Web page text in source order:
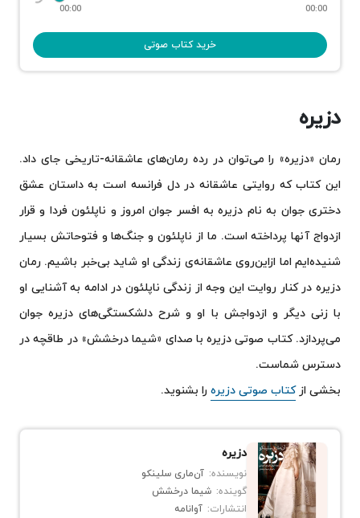
00:00 00:00
خرید کتاب صوتی
دزیره
رمان «دزیره» را می‌توان در رده رمان‌های عاشقانه-تاریخی جای داد.
این کتاب که روایتی عاشقانه در دل فرانسه است به داستان عشق
دختری جوان به نام دزیره به افسر جوان امروز و ناپلئون فردا و قرار
ازدواج آنها پرداخته است. ما از ناپلئون و جنگ‌ها و فتوحاتش بسیار
شنیده‌ایم اما ازاین‌روی عاشقانه‌ی زندگی او شاید بی‌خبر باشیم. رمان
دزیره در کنار روایت این وجه از زندگی ناپلئون در ادامه به آشنایی او
با زنی دیگر و ازدواجش با او و شرح دلشکستگی‌های دزیره جوان
می‌پردازد. کتاب صوتی دزیره با صدای «شیما درخشش» در طاقچه در
دسترس شماست.
بخشی ازکتاب صوتی دزیره را بشنوید.
دزیره
نویسنده: آن‌ماری سلینکو
گوینده: شیما درخشش
انتشارات: آوانامه